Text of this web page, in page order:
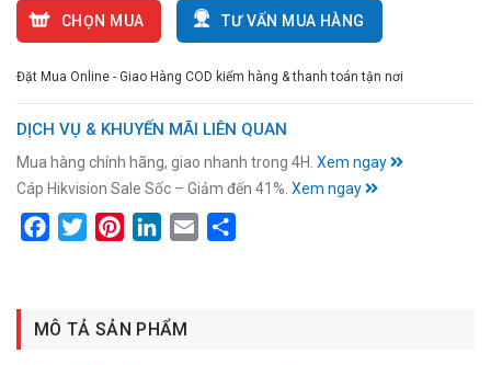
CHỌN MUA TƯ VẤN MUA HÀNG
Đặt Mua Online - Giao Hàng COD kiểm hàng & thanh toán tận nơi
DỊCH VỤ & KHUYẾN MÃI LIÊN QUAN
Mua hàng chính hãng, giao nhanh trong 4H. Xem ngay
Cáp Hikvision Sale Sốc – Giảm đến 41%. Xem ngay
FacebookTwitterPinterestLinkedIn
Email
MÔ TẢ SẢN PHẨM